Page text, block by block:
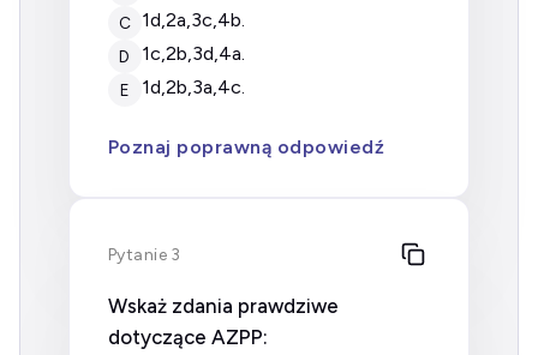
C 1d,2a,3c,4b.
D 1c,2b,3d,4a.
E 1d,2b,3a,4c.
Poznaj poprawną odpowiedź
Pytanie 3
Wskaż zdania prawdziwe
dotyczące AZPP: